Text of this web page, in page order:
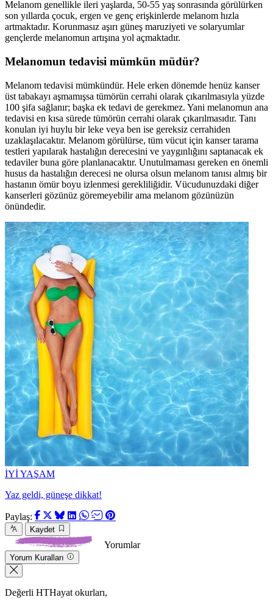
Melanom genellikle ileri yaşlarda, 50-55 yaş sonrasında görülürken
son yıllarda çocuk, ergen ve genç erişkinlerde melanom hızla
artmaktadır. Korunmasız aşırı güneş maruziyeti ve solaryumlar
gençlerde melanomun artışına yol açmaktadır.
Melanomun tedavisi mümkün müdür?
Melanom tedavisi mümkündür. Hele erken dönemde henüz kanser
üst tabakayı aşmamışsa tümörün cerrahi olarak çıkarılmasıyla yüzde
100 şifa sağlanır; başka ek tedavi de gerekmez. Yani melanomun ana
tedavisi en kısa sürede tümörün cerrahi olarak çıkarılmasıdır. Tanı
konulan iyi huylu bir leke veya ben ise gereksiz cerrahiden
uzaklaşılacaktır. Melanom görülürse, tüm vücut için kanser tarama
testleri yapılarak hastalığın derecesini ve yaygınlığını saptanacak ek
tedaviler buna göre planlanacaktır. Unutulmaması gereken en önemli
husus da hastalığın derecesi ne olursa olsun melanom tanısı almış bir
hastanın ömür boyu izlenmesi gerekliliğidir. Vücudunuzdaki diğer
kanserleri gözünüz göremeyebilir ama melanom gözünüzün
önündedir.
İYİ YAŞAM
Yaz geldi, güneşe dikkat!
Paylaş:
Kaydet
Yorumlar
Yorum Kuralları
Değerli HTHayat okurları,